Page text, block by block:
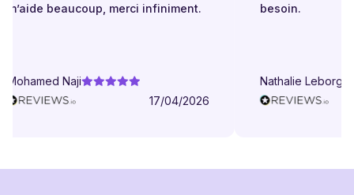
m’aide beaucoup, merci infiniment.
Mohamed Naji
17/04/2026
besoin.
Nathalie Leborgne